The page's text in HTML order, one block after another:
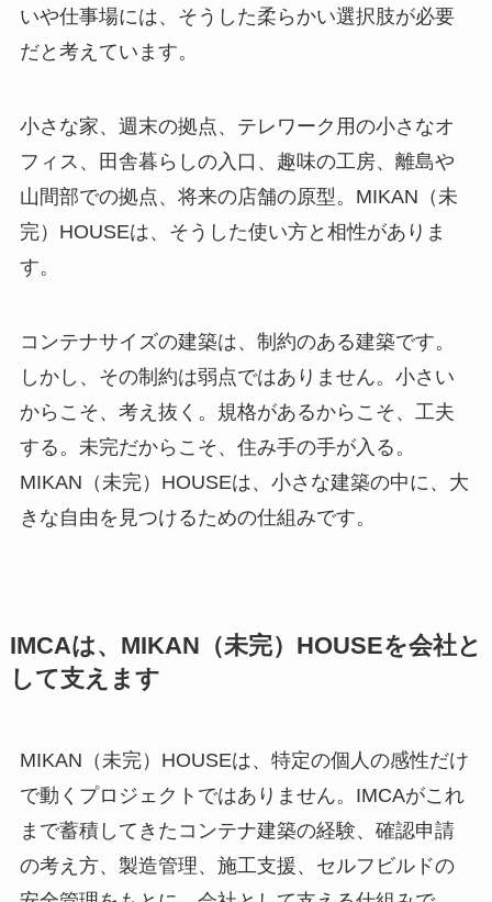
いや仕事場には、そうした柔らかい選択肢が必要
だと考えています。
小さな家、週末の拠点、テレワーク用の小さなオ
フィス、田舎暮らしの入口、趣味の工房、離島や
山間部での拠点、将来の店舗の原型。MIKAN（未
完）HOUSEは、そうした使い方と相性がありま
す。
コンテナサイズの建築は、制約のある建築です。
しかし、その制約は弱点ではありません。小さい
からこそ、考え抜く。規格があるからこそ、工夫
する。未完だからこそ、住み手の手が入る。
MIKAN（未完）HOUSEは、小さな建築の中に、大
きな自由を見つけるための仕組みです。
IMCAは、MIKAN（未完）HOUSEを会社と
して支えます
MIKAN（未完）HOUSEは、特定の個人の感性だけ
で動くプロジェクトではありません。IMCAがこれ
まで蓄積してきたコンテナ建築の経験、確認申請
の考え方、製造管理、施工支援、セルフビルドの